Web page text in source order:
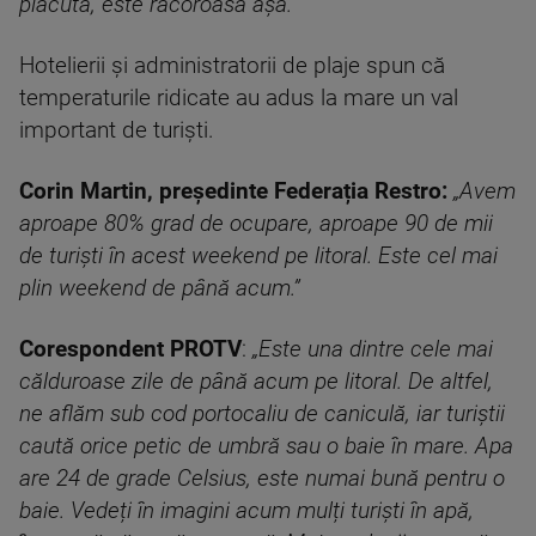
plăcută, este răcoroasă așa.”
Hotelierii și administratorii de plaje spun că
temperaturile ridicate au adus la mare un val
important de turiști.
Corin Martin, președinte Federația Restro: „Avem
aproape 80% grad de ocupare, aproape 90 de mii
de turiști în acest weekend pe litoral. Este cel mai
plin weekend de până acum.”
Corespondent PROTV: „Este una dintre cele mai
călduroase zile de până acum pe litoral. De altfel,
ne aflăm sub cod portocaliu de caniculă, iar turiștii
caută orice petic de umbră sau o baie în mare. Apa
are 24 de grade Celsius, este numai bună pentru o
baie. Vedeți în imagini acum mulți turiști în apă,